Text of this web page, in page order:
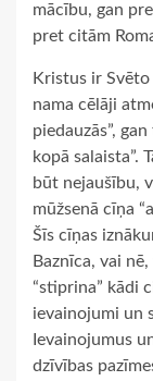
mācību, gan
pret citām
Kristus ir
nama cēlāji
piedauzās”,
kopā salaista”.
būt nejaušību,
mūžsenā cīņa
Šīs cīņas
Baznīca, vai
“stiprina” kādi
ievainojumi un
Ievainojumus
dzīvības